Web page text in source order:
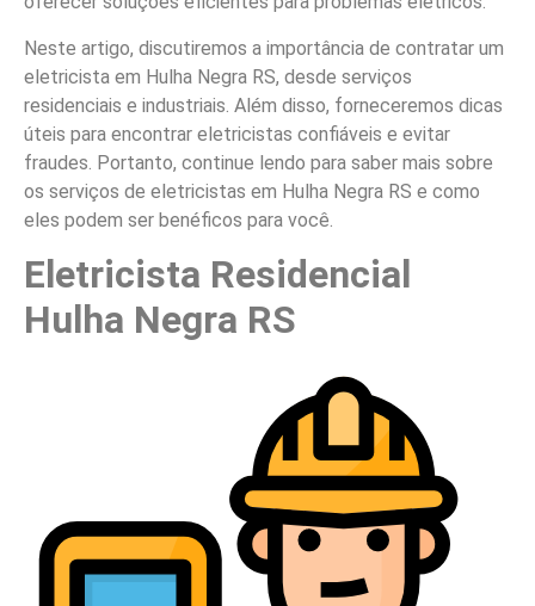
Neste artigo, discutiremos a importância de contratar um
eletricista em Hulha Negra RS, desde serviços
residenciais e industriais. Além disso, forneceremos dicas
úteis para encontrar eletricistas confiáveis e evitar
fraudes. Portanto, continue lendo para saber mais sobre
os serviços de eletricistas em Hulha Negra RS e como
eles podem ser benéficos para você.
Eletricista Residencial
Hulha Negra RS